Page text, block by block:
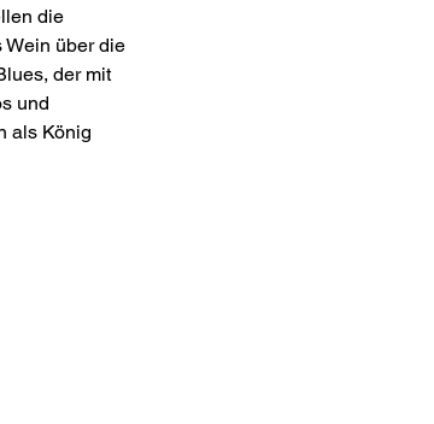
die
Wein über die
der mit
und
als König